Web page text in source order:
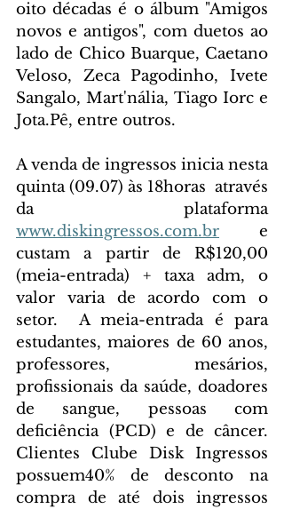
oito décadas é o álbum "Amigos
novos e antigos", com duetos ao
lado de Chico Buarque, Caetano
Veloso, Zeca Pagodinho, Ivete
Sangalo, Mart'nália, Tiago Iorc e
Jota.Pê, entre outros.
A venda de ingressos inicia nesta
quinta (09.07) às 18horas  através
da plataforma
www.diskingressos.com.br e
custam a partir de R$120,00
(meia-entrada) + taxa adm, o
valor varia de acordo com o
setor.  A meia-entrada é para
estudantes, maiores de 60 anos,
professores, mesários,
profissionais da saúde, doadores
de sangue, pessoas com
deficiência (PCD) e de câncer.
Clientes Clube Disk Ingressos
possuem40% de desconto na
compra de até dois ingressos